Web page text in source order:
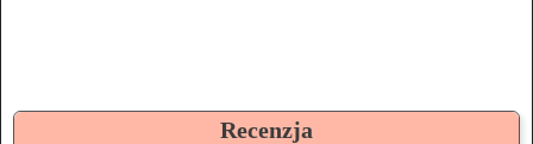
Recenzja